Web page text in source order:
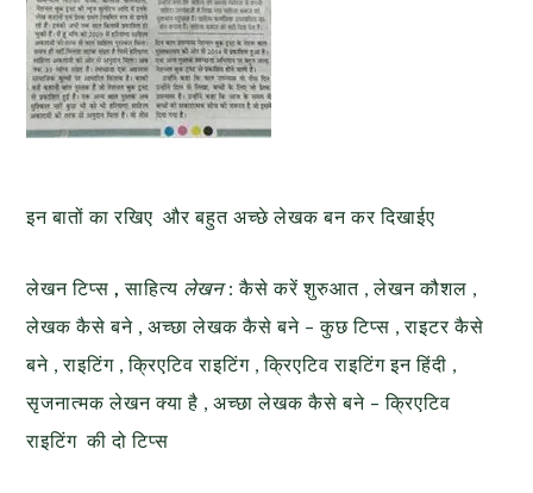
इन बातों का रखिए और बहुत अच्छे लेखक बन कर दिखाईए
लेखन टिप्स ,साहित्य लेखन: कैसे करें शुरुआत , लेखन कौशल ,
लेखक कैसे बने , अच्छा लेखक कैसे बने – कुछ टिप्स , राइटर कैसे
बने , राइटिंग , क्रिएटिव राइटिंग , क्रिएटिव राइटिंग इन हिंदी ,
सृजनात्मक लेखन क्या है , अच्छा लेखक कैसे बने – क्रिएटिव
राइटिंग की दो टिप्स